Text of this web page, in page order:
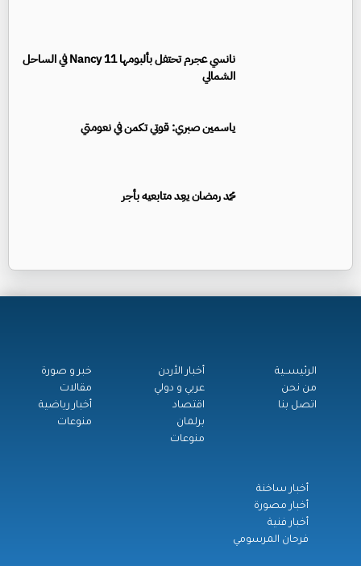
نانسي عجرم تحتفل بألبومها Nancy 11 في الساحل
الشمالي
ياسمين صبري: قوتي تكمن في نعومتي
محمد رمضان يعِد متابعيه بأجر
الرئيســية
من نحن
اتصل بنا
أخبار الأردن
عربي و دولي
اقتصاد
برلمان
منوعات
خبر و صورة
مقالات
أخبار رياضية
منوعات
أخبار ساخنة
أخبار مصورة
أخبار فنية
فرحان المرسومي